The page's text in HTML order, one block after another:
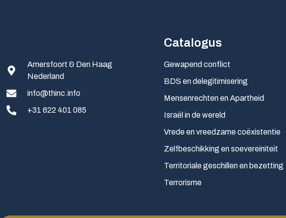
Amersfoort & Den Haag
Nederland
info@thinc.info
+31 622 401 085
Catalogus
Gewapend conflict
BDS en delegitimisering
Mensenrechten en Apartheid
Israël in de wereld
Vrede en vreedzame coëxistentie
Zelfbeschikking en soevereiniteit
Territoriale geschillen en bezetting
Terrorisme